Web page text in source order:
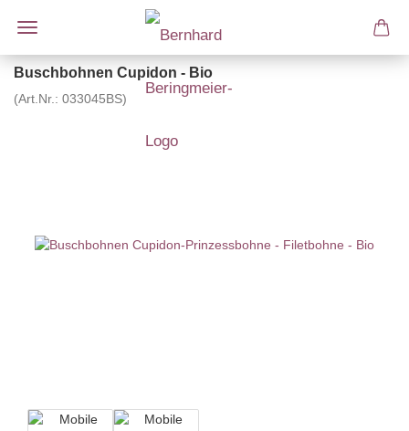
Buschbohnen Cupidon - Bio
(Art.Nr.: 033045BS)